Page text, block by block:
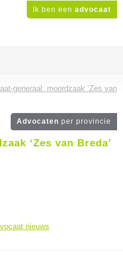
Ik ben een advocaat
generaal: moordzaak ‘Zes van
Advocaten per provincie
‘Zes van Breda’
nieuws